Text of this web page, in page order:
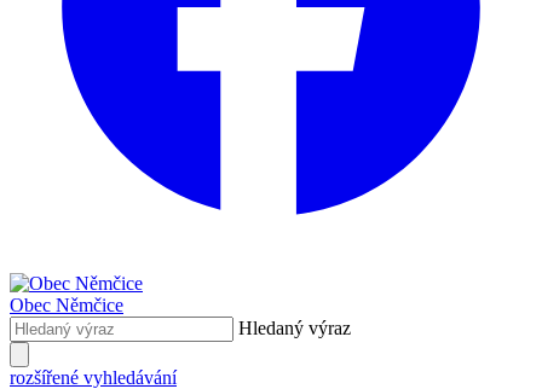
Obec Němčice
Hledaný výraz
rozšířené vyhledávání